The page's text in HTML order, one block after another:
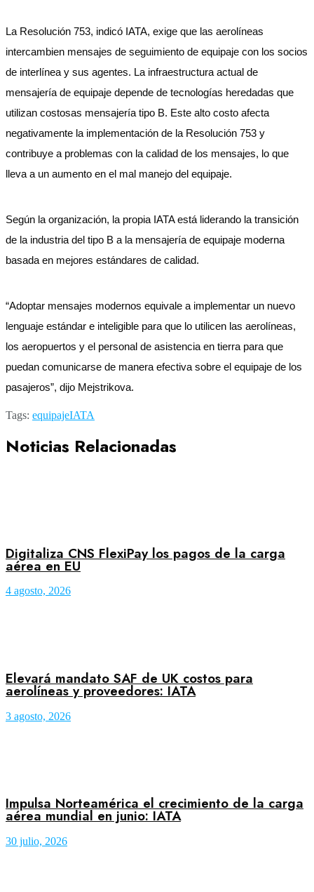
La Resolución 753, indicó IATA, exige que las aerolíneas
intercambien mensajes de seguimiento de equipaje con los socios
de interlínea y sus agentes. La infraestructura actual de
mensajería de equipaje depende de tecnologías heredadas que
utilizan costosas mensajería tipo B. Este alto costo afecta
negativamente la implementación de la Resolución 753 y
contribuye a problemas con la calidad de los mensajes, lo que
lleva a un aumento en el mal manejo del equipaje.
Según la organización, la propia IATA está liderando la transición
de la industria del tipo B a la mensajería de equipaje moderna
basada en mejores estándares de calidad.
“Adoptar mensajes modernos equivale a implementar un nuevo
lenguaje estándar e inteligible para que lo utilicen las aerolíneas,
los aeropuertos y el personal de asistencia en tierra para que
puedan comunicarse de manera efectiva sobre el equipaje de los
pasajeros”, dijo Mejstrikova.
Tags: equipajeIATA
Noticias Relacionadas
Digitaliza CNS FlexiPay los pagos de la carga
aérea en EU
4 agosto, 2026
Elevará mandato SAF de UK costos para
aerolíneas y proveedores: IATA
3 agosto, 2026
Impulsa Norteamérica el crecimiento de la carga
aérea mundial en junio: IATA
30 julio, 2026